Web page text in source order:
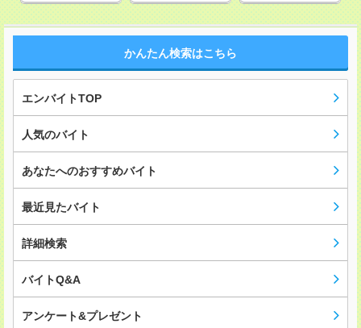
かんたん検索はこちら
エンバイトTOP
人気のバイト
あなたへのおすすめバイト
最近見たバイト
詳細検索
バイトQ&A
アンケート&プレゼント